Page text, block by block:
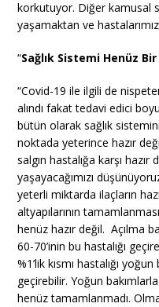
korkutuyor. Diğer kamusal
yaşamaktan ve
“Sağlık Sistemi Henüz Bir
“Covid-19 ile ilgili de
alındı fakat tedavi edici
bütün olarak sağlık
noktada yeterince hazır
salgın hastalığa karşı
yaşayacağımızı
yeterli miktarda ilaçların
altyapılarının
henüz hazır değil. Açılma
60-70’inin bu hastalığı
%1’lik kısmı hastalığı
geçirebilir. Yoğun
henüz tamamlanmadı.